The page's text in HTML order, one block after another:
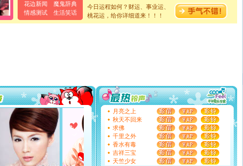
花边新闻
魔鬼辞典
情感测试
生活笑话
[春节]风柔雨润好月圆，半岛铁盒伴身边，每日尽显开心
颜！冬去春来似水如烟，劳碌人生需尽欢！听一曲轻歌，
能正大光明地骚扰你,告诉你,圣诞要快乐!新年要快乐!天天
都要快乐噢!
[圣诞节]奉上一颗祝福的心,在这个特别的日子里,愿幸福,
如意,快乐,鲜花,一切美好的祝愿与你同在.圣诞快乐!
[元旦]
看到你我会触电；看不到你我要充电；没有你我会
断电。爱你是我职业，想你是我事业，抱你是我特长，吻
你是我专业！水晶之恋祝你新年快乐
[元旦]
如果上天让我许三个愿望，一是今生今世和你在一
起；二是再生再世和你在一起；三是三生三世和你不再分
离。水晶之恋祝你新年快乐
今日运程如何？财运、事业运、
桃花运，给你详细道来！！！
月亮之上
秋天不回来
求佛
千里之外
香水有毒
吉祥三宝
天竺少女